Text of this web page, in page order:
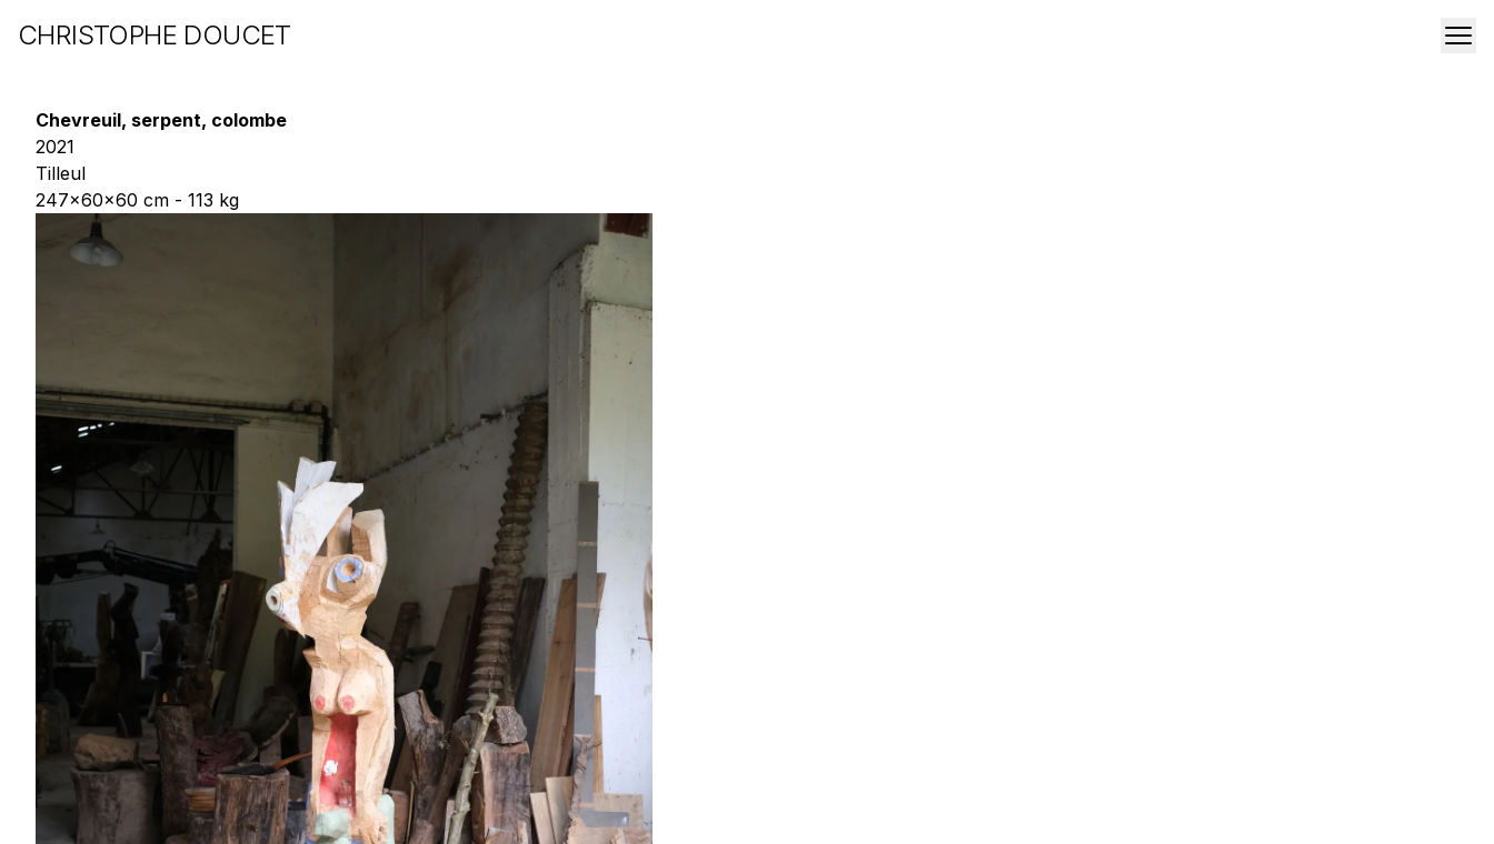
CHRISTOPHE DOUCET
Chevreuil, serpent, colombe
2021
Tilleul
247x60x60 cm - 113 kg